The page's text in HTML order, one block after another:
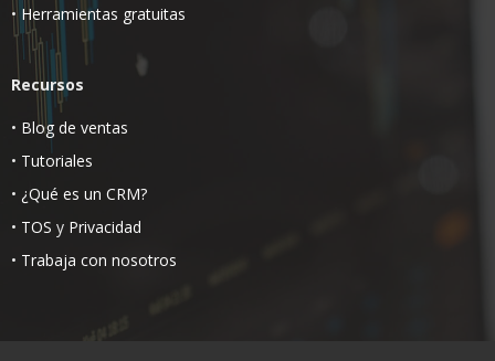
• Herramientas gratuitas
Recursos
• Blog de ventas
• Tutoriales
• ¿Qué es un CRM?
• TOS y Privacidad
• Trabaja con nosotros